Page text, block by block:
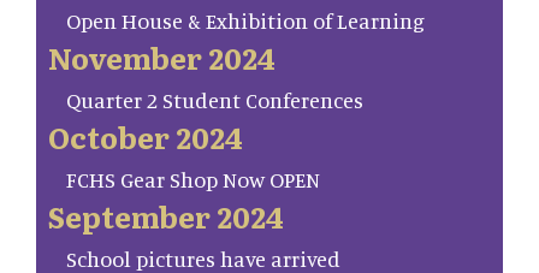
Open House & Exhibition of Learning
November 2024
Quarter 2 Student Conferences
October 2024
FCHS Gear Shop Now OPEN
September 2024
School pictures have arrived